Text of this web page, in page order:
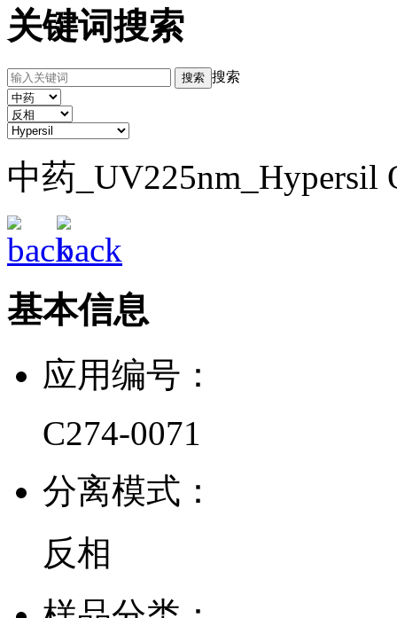
关键词搜索
搜索
中药_UV225nm_Hypersil
基本信息
应用编号：
C274-0071
分离模式：
反相